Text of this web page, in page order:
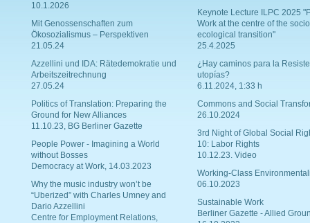
10.1.2026
Mit Genossenschaften zum
Ökosozialismus – Perspektiven
21.05.24
Azzellini und IDA: Rätedemokratie und
Arbeitszeitrechnung
27.05.24
Politics of Translation: Preparing the
Ground for New Alliances
11.10.23, BG Berliner Gazette
People Power - Imagining a World
without Bosses
Democracy at Work, 14.03.2023
Why the music industry won’t be
“Uberized” with Charles Umney and
Dario Azzellini
Centre for Employment Relations,
Keynote Lecture ILPC 2025
Work at the centre of the
ecological transition"
25.4.2025
¿Hay caminos para la
utopías?
6.11.2024, 1:33 h
Commons and Social
26.10.2024
3rd Night of Global Social
10: Labor Rights
10.12.23. Video
Working-Class
06.10.2023
Sustainable Work
Berliner Gazette - Allied